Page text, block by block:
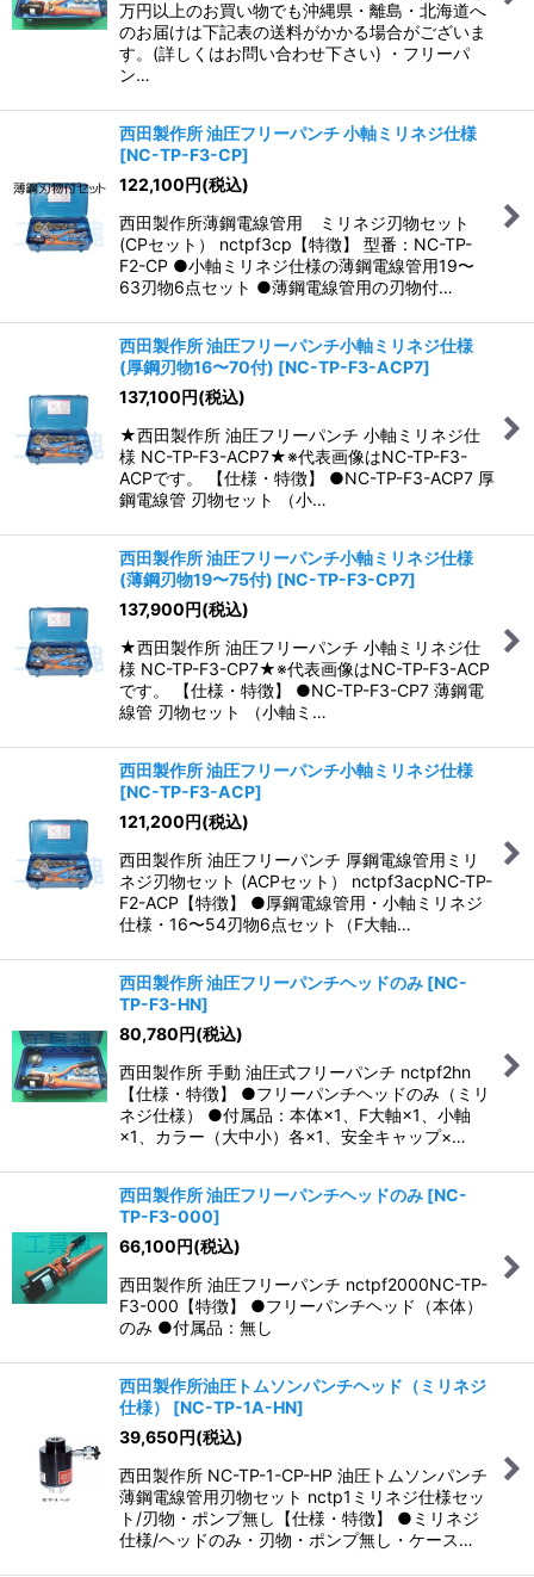
万円以上のお買い物でも沖縄県・離島・北海道へ
のお届けは下記表の送料がかかる場合がございま
す。(詳しくはお問い合わせ下さい) ・フリーパ
ン…
西田製作所 油圧フリーパンチ 小軸ミリネジ仕様
[NC-TP-F3-CP]
122,100円(税込)
西田製作所薄鋼電線管用 ミリネジ刃物セット
(CPセット） nctpf3cp【特徴】 型番：NC-TP-
F2-CP ●小軸ミリネジ仕様の薄鋼電線管用19〜
63刃物6点セット ●薄鋼電線管用の刃物付…
西田製作所 油圧フリーパンチ小軸ミリネジ仕様
(厚鋼刃物16〜70付) [NC-TP-F3-ACP7]
137,100円(税込)
★西田製作所 油圧フリーパンチ 小軸ミリネジ仕
様 NC-TP-F3-ACP7★※代表画像はNC-TP-F3-
ACPです。 【仕様・特徴】 ●NC-TP-F3-ACP7 厚
鋼電線管 刃物セット （小…
西田製作所 油圧フリーパンチ小軸ミリネジ仕様
(薄鋼刃物19〜75付) [NC-TP-F3-CP7]
137,900円(税込)
★西田製作所 油圧フリーパンチ 小軸ミリネジ仕
様 NC-TP-F3-CP7★※代表画像はNC-TP-F3-ACP
です。 【仕様・特徴】 ●NC-TP-F3-CP7 薄鋼電
線管 刃物セット （小軸ミ…
西田製作所 油圧フリーパンチ小軸ミリネジ仕様
[NC-TP-F3-ACP]
121,200円(税込)
西田製作所 油圧フリーパンチ 厚鋼電線管用ミリ
ネジ刃物セット (ACPセット） nctpf3acpNC-TP-
F2-ACP【特徴】 ●厚鋼電線管用・小軸ミリネジ
仕様・16〜54刃物6点セット（F大軸…
西田製作所 油圧フリーパンチヘッドのみ [NC-
TP-F3-HN]
80,780円(税込)
西田製作所 手動 油圧式フリーパンチ nctpf2hn
【仕様・特徴】 ●フリーパンチヘッドのみ（ミリ
ネジ仕様） ●付属品：本体×1、F大軸×1、小軸
×1、カラー（大中小）各×1、安全キャップ×…
西田製作所 油圧フリーパンチヘッドのみ [NC-
TP-F3-000]
66,100円(税込)
西田製作所 油圧フリーパンチ nctpf2000NC-TP-
F3-000【特徴】 ●フリーパンチヘッド（本体）
のみ ●付属品：無し
西田製作所油圧トムソンパンチヘッド（ミリネジ
仕様）
[NC-TP-1A-HN]
39,650円(税込)
西田製作所 NC-TP-1-CP-HP 油圧トムソンパンチ
薄鋼電線管用刃物セット nctp1ミリネジ仕様セッ
ト/刃物・ポンプ無し【仕様・特徴】 ●ミリネジ
仕様/ヘッドのみ・刃物・ポンプ無し・ケース…